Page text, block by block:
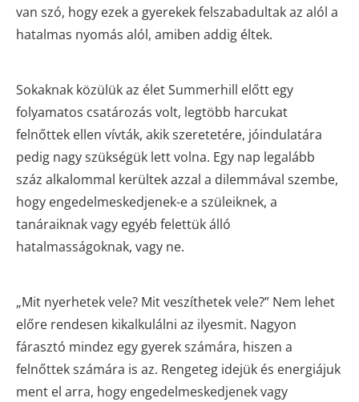
van szó, hogy ezek a gyerekek felszabadultak az alól a
hatalmas nyomás alól, amiben addig éltek.
Sokaknak közülük az élet Summerhill előtt egy
folyamatos csatározás volt, legtöbb harcukat
felnőttek ellen vívták, akik szeretetére, jóindulatára
pedig nagy szükségük lett volna. Egy nap legalább
száz alkalommal kerültek azzal a dilemmával szembe,
hogy engedelmeskedjenek-e a szüleiknek, a
tanáraiknak vagy egyéb felettük álló
hatalmasságoknak, vagy ne.
„Mit nyerhetek vele? Mit veszíthetek vele?” Nem lehet
előre rendesen kikalkulálni az ilyesmit. Nagyon
fárasztó mindez egy gyerek számára, hiszen a
felnőttek számára is az. Rengeteg idejük és energiájuk
ment el arra, hogy engedelmeskedjenek vagy